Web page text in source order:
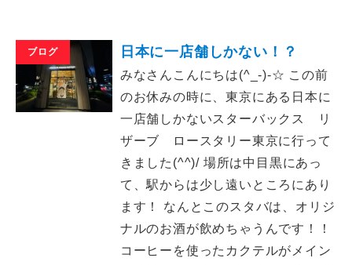
ブログ 日本に一店舗しかない！？
みなさんこんにちは(^_-)-☆ この前
のお休みの時に、東京にある日本に
一店舗しかないスターバックス リ
ザーブ ロースタリー東京に行って
きました(^^)/ 場所は中目黒にあっ
て、駅からは少し遠いところにあり
ます！ なんとこのスタバは、オリジ
ナルのお酒が飲めちゃうんです！！
コーヒーを使ったカクテルがメイン